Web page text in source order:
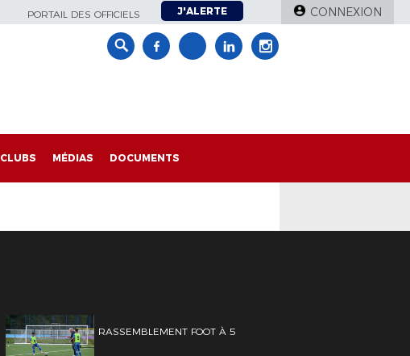
PORTAIL DES OFFICIELS J'ALERTE CONNEXION
CLUBS MÉDIAS DOCUMENTS
RASSEMBLEMENT FOOT À 5